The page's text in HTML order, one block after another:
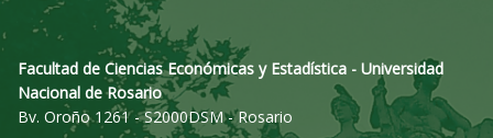
Facultad de Ciencias Económicas y Estadística - Universidad
Nacional de Rosario
Bv. Oroño 1261 - S2000DSM - Rosario